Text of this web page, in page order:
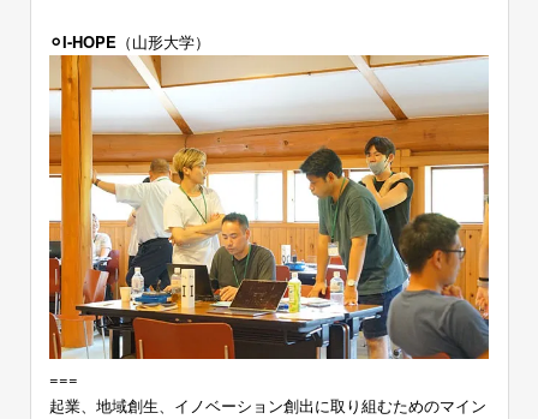
⚪︎I-HOPE （山形大学）
===
起業、地域創生、イノベーション創出に取り組むためのマイン